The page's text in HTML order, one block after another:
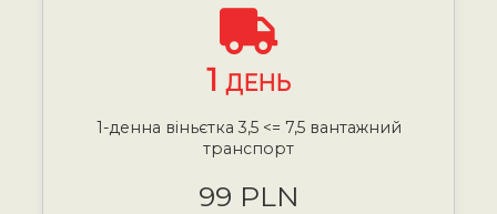
1 ДЕНЬ
1-денна віньєтка 3,5 <= 7,5 вантажний
транспорт
99 PLN